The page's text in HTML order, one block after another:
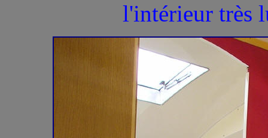
l'intérieur très